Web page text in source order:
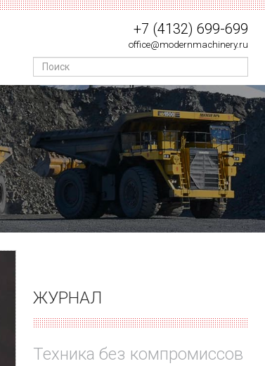
+7 (4132) 699-699
office@modernmachinery.ru
ЖУРНАЛ
Техника без компромиссов